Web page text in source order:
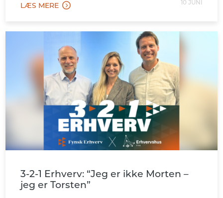
LÆS MERE 10 JUNI
3-2-1 Erhverv: “Jeg er ikke Morten –
jeg er Torsten”